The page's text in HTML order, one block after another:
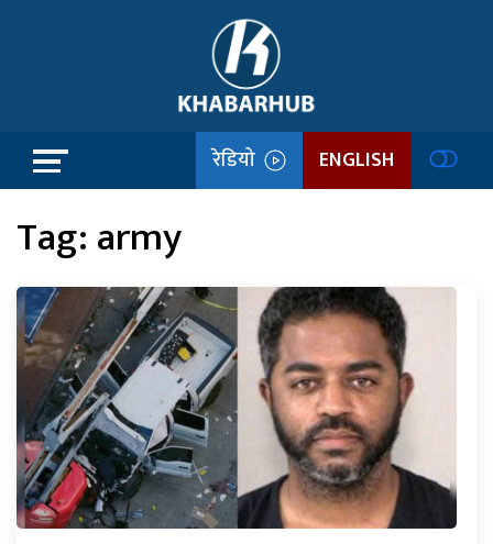
रेडियो ENGLISH
Tag:army